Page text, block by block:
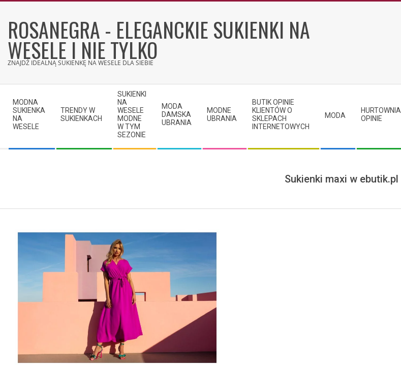
contentROSANEGRA - ELEGANCKIE SUKIENKI NA
WESELE I NIE TYLKO
ZNAJDŹ IDEALNĄ SUKIENKĘ NA WESELE DLA SIEBIE
Navigation
Menu
MODNA
SUKIENKA
NA
WESELE
TRENDY W
SUKIENKACH
SUKIENKI
NA
WESELE
MODNE
W TYM
SEZONIE
MODA
DAMSKA
UBRANIA
MODNE
UBRANIA
BUTIK OPINIE
KLIENTÓW O
SKLEPACH
INTERNETOWYCH
MODA
HURTOWNIA
OPINIE
Sukienki maxi w ebutik.pl